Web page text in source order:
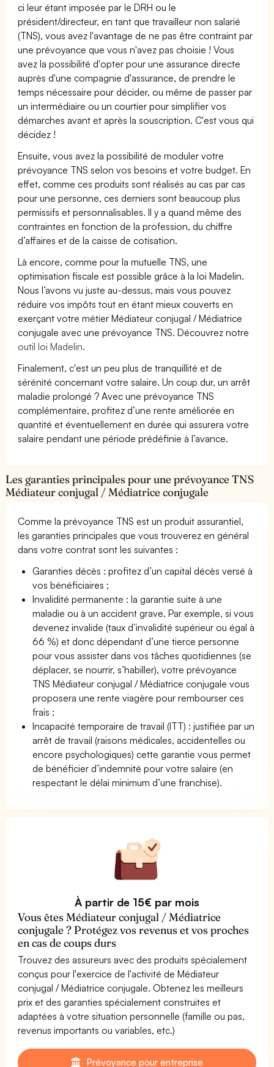
ci leur étant imposée par le DRH ou le
président/directeur, en tant que travailleur non salarié
(TNS), vous avez l'avantage de ne pas être contraint par
une prévoyance que vous n'avez pas choisie ! Vous
avez la possibilité d'opter pour une assurance directe
auprès d'une compagnie d'assurance, de prendre le
temps nécessaire pour décider, ou même de passer par
un intermédiaire ou un courtier pour simplifier vos
démarches avant et après la souscription. C'est vous qui
décidez !
Ensuite, vous avez la possibilité de moduler votre
prévoyance TNS selon vos besoins et votre budget. En
effet, comme ces produits sont réalisés au cas par cas
pour une personne, ces derniers sont beaucoup plus
permissifs et personnalisables. Il y a quand même des
contraintes en fonction de la profession, du chiffre
d’affaires et de la caisse de cotisation.
Là encore, comme pour la mutuelle TNS, une
optimisation fiscale est possible grâce à la loi Madelin.
Nous l’avons vu juste au-dessus, mais vous pouvez
réduire vos impôts tout en étant mieux couverts en
exerçant votre métier Médiateur conjugal / Médiatrice
conjugale avec une prévoyance TNS. Découvrez notre
outil loi Madelin.
Finalement, c'est un peu plus de tranquillité et de
sérénité concernant votre salaire. Un coup dur, un arrêt
maladie prolongé ? Avec une prévoyance TNS
complémentaire, profitez d’une rente améliorée en
quantité et éventuellement en durée qui assurera votre
salaire pendant une période prédéfinie à l’avance.
Les garanties principales pour une prévoyance TNS
Médiateur conjugal / Médiatrice conjugale
Comme la prévoyance TNS est un produit assurantiel,
les garanties principales que vous trouverez en général
dans votre contrat sont les suivantes :
Garanties décès : profitez d’un capital décès versé à
vos bénéficiaires ;
Invalidité permanente : la garantie suite à une
maladie ou à un accident grave. Par exemple, si vous
devenez invalide (taux d’invalidité supérieur ou égal à
66 %) et donc dépendant d’une tierce personne
pour vous assister dans vos tâches quotidiennes (se
déplacer, se nourrir, s’habiller), votre prévoyance
TNS Médiateur conjugal / Médiatrice conjugale vous
proposera une rente viagère pour rembourser ces
frais ;
Incapacité temporaire de travail (ITT) : justifiée par un
arrêt de travail (raisons médicales, accidentelles ou
encore psychologiques) cette garantie vous permet
de bénéficier d’indemnité pour votre salaire (en
respectant le délai minimum d’une franchise).
À partir de 15€ par mois
Vous êtes Médiateur conjugal / Médiatrice
conjugale ? Protégez vos revenus et vos proches
en cas de coups durs
Trouvez des assureurs avec des produits spécialement
conçus pour l'exercice de l'activité de Médiateur
conjugal / Médiatrice conjugale. Obtenez les meilleurs
prix et des garanties spécialement construites et
adaptées à votre situation personnelle (famille ou pas,
revenus importants ou variables, etc.)
Prévoyance pour entreprise